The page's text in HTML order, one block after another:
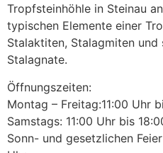
Tropfsteinhöhle in Steinau
typischen Elemente einer
Stalaktiten, Stalagmiten
Stalagnate.
Öffnungszeiten:
Montag – Freitag:11:00 Uhr
Samstags: 11:00 Uhr bis
Sonn- und gesetzlichen